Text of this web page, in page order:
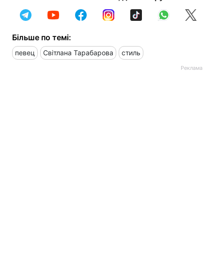
Більше по темі:
певец Світлана Тарабарова стиль